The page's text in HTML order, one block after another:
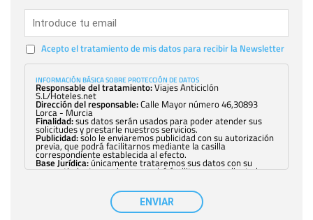
Acepto el tratamiento de mis datos para recibir la Newsletter
INFORMACIÓN BÁSICA SOBRE PROTECCIÓN DE DATOS
Responsable del tratamiento:Viajes Anticiclón
S.L/Hoteles.net
Dirección del responsable:Calle Mayor número 46,30893
Lorca - Murcia
Finalidad:sus datos serán usados para poder atender sus
solicitudes y prestarle nuestros servicios.
Publicidad:solo le enviaremos publicidad con su autorización
previa, que podrá facilitarnos mediante la casilla
correspondiente establecida al efecto.
Base Jurídica:únicamente trataremos sus datos con su
consentimiento previo, que podrá facilitarnos mediante la
con carácter general, sólo el personal de
nuestra entidad que esté debidamente autorizado podrá
tener conocimiento de la información que le pedimos. No se
comunicarán datos a terceros.
ENVIAR